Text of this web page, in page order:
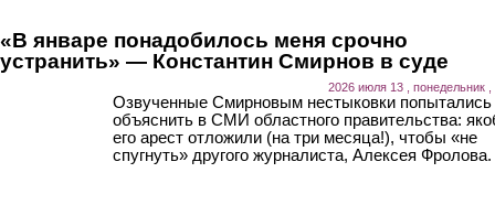
«В январе понадобилось меня срочно
устранить» — Константин Смирнов в суде
2026 июля 13 , понедельник ,
Озвученные Смирновым нестыковки попытались
объяснить в СМИ областного правительства:
его арест отложили (на три месяца!), чтобы «не
спугнуть» другого журналиста, Алексея Фролова.